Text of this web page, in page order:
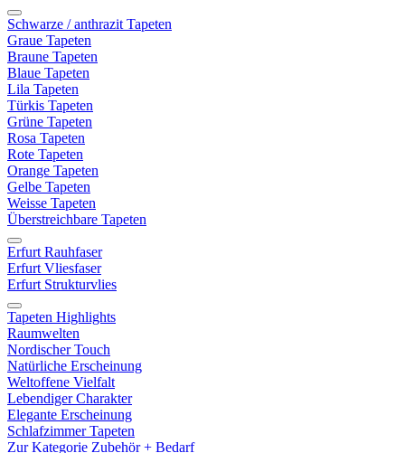
Schwarze / anthrazit Tapeten
Graue Tapeten
Braune Tapeten
Blaue Tapeten
Lila Tapeten
Türkis Tapeten
Grüne Tapeten
Rosa Tapeten
Rote Tapeten
Orange Tapeten
Gelbe Tapeten
Weisse Tapeten
Überstreichbare Tapeten
Erfurt Rauhfaser
Erfurt Vliesfaser
Erfurt Strukturvlies
Tapeten Highlights
Raumwelten
Nordischer Touch
Natürliche Erscheinung
Weltoffene Vielfalt
Lebendiger Charakter
Elegante Erscheinung
Schlafzimmer Tapeten
Zur Kategorie Zubehör + Bedarf